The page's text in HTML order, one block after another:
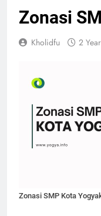
Zonasi
Kholidfu 2
Zonasi SMP Kota